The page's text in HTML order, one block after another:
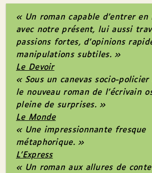
« Un roman capable d’entrer en
avec notre présent, lui aussi
passions fortes, d’opinions
manipulations subtiles. »
Le Devoir
« Sous un canevas socio-policier
le nouveau roman de l’écrivain
pleine de surprises. »
Le Monde
« Une impressionnante fresque
métaphorique. »
L’Express
« Un roman aux allures de